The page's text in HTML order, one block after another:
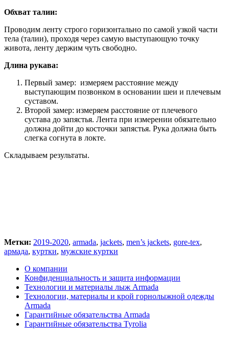
Обхват талии:
Проводим ленту строго горизонтально по самой узкой части
тела (талии), проходя через самую выступающую точку
живота, ленту держим чуть свободно.
Длина рукава:
Первый замер: измеряем расстояние между
выступающим позвонком в основании шеи и плечевым
суставом.
Второй замер: измеряем расстояние от плечевого
сустава до запястья. Лента при измерении обязательно
должна дойти до косточки запястья. Рука должна быть
слегка согнута в локте.
Складываем результаты.
Метки: 2019-2020, armada, jackets, men’s jackets, gore-tex,
армада, куртки, мужские куртки
О компании
Конфиденциальность и защита информации
Технологии и материалы лыж Armada
Технологии, материалы и крой горнолыжной одежды
Armada
Гарантийные обязательства Armada
Гарантийные обязательства Tyrolia